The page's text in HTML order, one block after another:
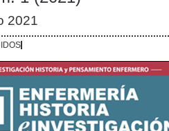
2021